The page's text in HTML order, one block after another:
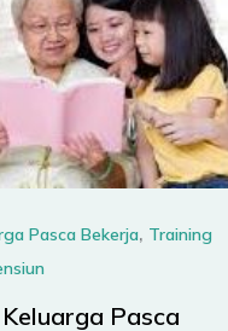
Pasca Bekerja, Training
Pasca